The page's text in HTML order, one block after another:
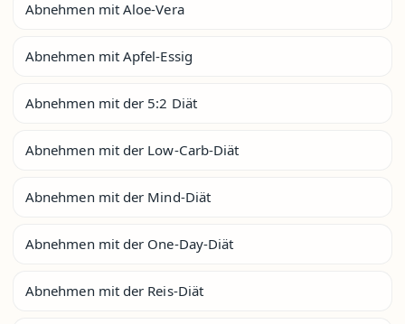
Abnehmen mit Aloe-Vera
Abnehmen mit Apfel-Essig
Abnehmen mit der 5:2 Diät
Abnehmen mit der Low-Carb-Diät
Abnehmen mit der Mind-Diät
Abnehmen mit der One-Day-Diät
Abnehmen mit der Reis-Diät